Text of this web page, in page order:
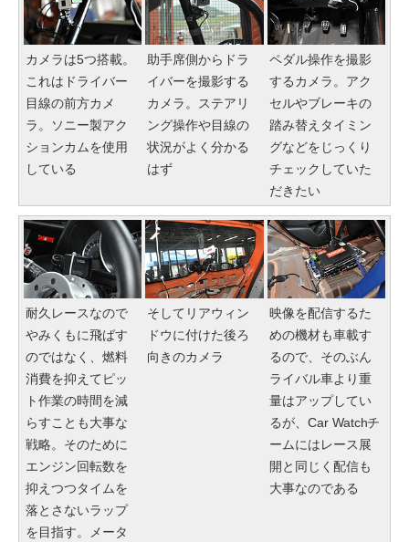
カメラは5つ搭載。
これはドライバー
目線の前方カメ
ラ。ソニー製アク
ションカムを使用
している
助手席側からドラ
イバーを撮影する
カメラ。ステアリ
ング操作や目線の
状況がよく分かる
はず
ペダル操作を撮影
するカメラ。アク
セルやブレーキの
踏み替えタイミン
グなどをじっくり
チェックしていた
だきたい
耐久レースなので
やみくもに飛ばす
のではなく、燃料
消費を抑えてピッ
ト作業の時間を減
らすことも大事な
戦略。そのために
エンジン回転数を
抑えつつタイムを
落とさないラップ
を目指す。メータ
そしてリアウィン
ドウに付けた後ろ
向きのカメラ
映像を配信するた
めの機材も車載す
るので、そのぶん
ライバル車より重
量はアップしてい
るが、Car Watchチ
ームにはレース展
開と同じく配信も
大事なのである